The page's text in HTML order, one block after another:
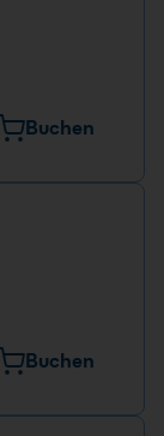
Buchen
Buchen